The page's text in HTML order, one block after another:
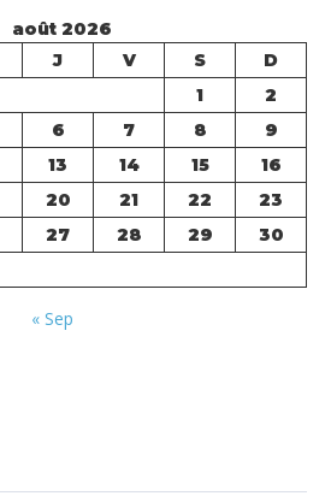
août 2026
J V S
D
1
2
6 7 8
9
13 14 15
16
20 21 22
23
27 28 29
30
« Sep